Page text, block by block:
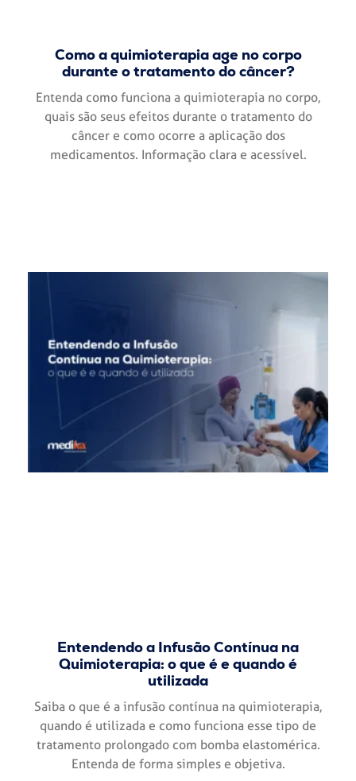
Como a quimioterapia age no corpo
durante o tratamento do câncer?
Entenda como funciona a quimioterapia no corpo,
quais são seus efeitos durante o tratamento do
câncer e como ocorre a aplicação dos
medicamentos. Informação clara e acessível.
Entendendo a Infusão Contínua na
Quimioterapia: o que é e quando é
utilizada
Saiba o que é a infusão contínua na quimioterapia,
quando é utilizada e como funciona esse tipo de
tratamento prolongado com bomba elastomérica.
Entenda de forma simples e objetiva.